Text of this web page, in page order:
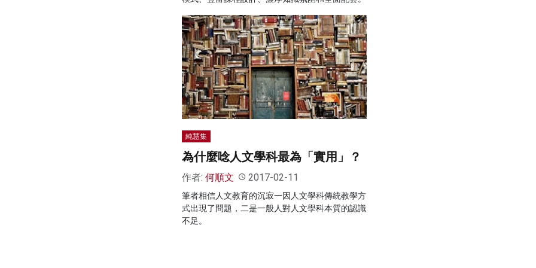
純慧集
為什麼唸人文學科最為「實用」？
作者: 何順文 2017-02-11
筆者相信人文教育的沉寂一因人文學科傳統教學方
式出現了問題，二是一般人對人文學科本質的認識
不足。